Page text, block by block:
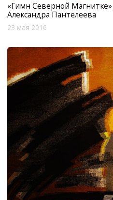
«Гимн Северной
Александра Пантелеева
23 мая 2016